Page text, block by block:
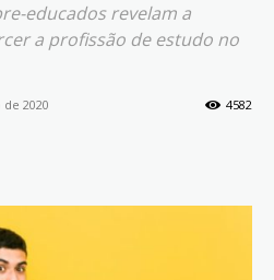
educados revelam a
a profissão de estudo no
2020 4582